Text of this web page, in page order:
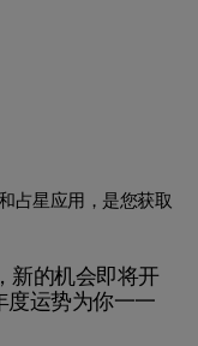
占星应用，是您获取
新的机会即将开
运势为你一一